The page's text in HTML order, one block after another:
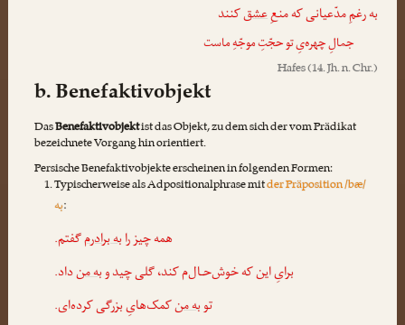
به رغمِ مدّعیانی که منعِعشقکنند
جمالِ چهره‌یِ تو حجّتِ موجّهِ ماست
Hafes(14. Jh. n. Chr.)
b. Benefaktivobjekt
DasBenefaktivobjektist das Objekt, zu dem sich der vom Prädikat
bezeichnete Vorgang hin orientiert.
Persische Benefaktivobjekte erscheinen in folgenden Formen:
Typischerweise als Adpositionalphrase mitder Präposition /bæ/
به:
همه چیز رابه برادرمگفتم.
برایِ این که خوش‌حـال‌م کند، گلی چید وبه منداد.
توبه منکمک‌هایِ بزرگی کرده‌ای.